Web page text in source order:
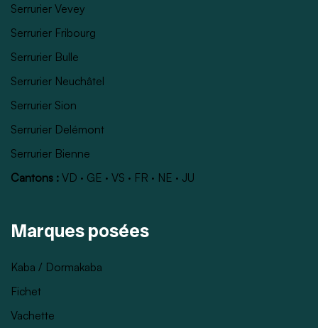
Serrurier Vevey
Serrurier Fribourg
Serrurier Bulle
Serrurier Neuchâtel
Serrurier Sion
Serrurier Delémont
Serrurier Bienne
Cantons : VD · GE · VS · FR · NE · JU
Marques posées
Kaba / Dormakaba
Fichet
Vachette